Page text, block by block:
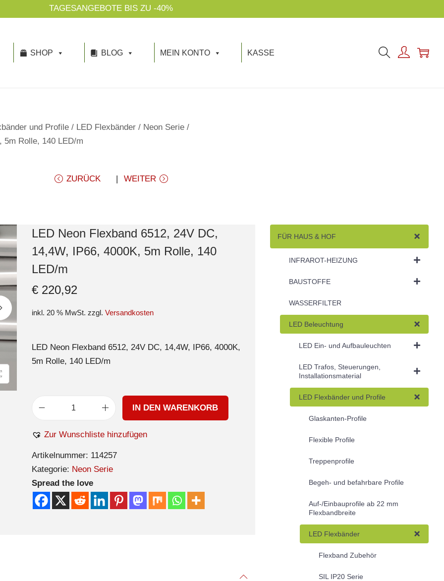
TAGESANGEBOTE BIS ZU -40%
SHOP BLOG MEIN KONTO KASSE
und Profile / LED Flexbänder / Neon Serie /
5m Rolle, 140 LED/m
ZURÜCK WEITER
LED Neon Flexband 6512, 24V DC,
14,4W, IP66, 4000K, 5m Rolle, 140
LED/m
€220,92
inkl. 20 % MwSt. zzgl. Versandkosten
LED Neon Flexband 6512, 24V DC, 14,4W, IP66, 4000K,
5m Rolle, 140 LED/m
IN DEN WARENKORB
Zur Wunschliste hinzufügen
Artikelnummer: 114257
Kategorie: Neon Serie
Spread the love
FÜR HAUS & HOF
INFRAROT-HEIZUNG
BAUSTOFFE
WASSERFILTER
LED Beleuchtung
LED Ein- und Aufbauleuchten
LED Trafos, Steuerungen,
Installationsmaterial
LED Flexbänder und Profile
Glaskanten-Profile
Flexible Profile
Treppenprofile
Begeh- und befahrbare Profile
Auf-/Einbauprofile ab 22 mm
Flexbandbreite
LED Flexbänder
Flexband Zubehör
SIL IP20 Serie